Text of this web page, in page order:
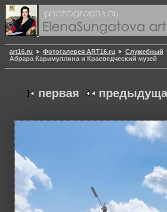
art16.ru Фотогалерея ART16.ru Служебный
Абрара Каримуллина и Краеведческий музей
первая